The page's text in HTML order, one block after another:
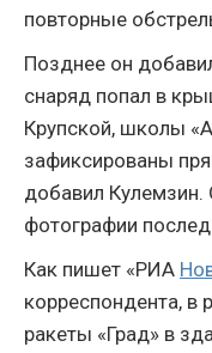
повторные
Позднее он
снаряд попал в
Крупской, школы
зафиксированы
добавил Кулемзин.
фотографии
Как пишет «РИА
корреспондента, в
ракеты «Град» в